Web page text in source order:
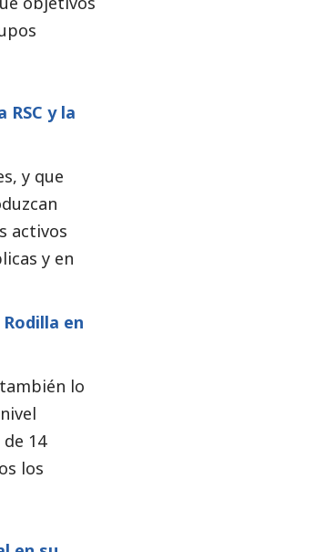
y la
y que
activos
y en
en
lo
14
los